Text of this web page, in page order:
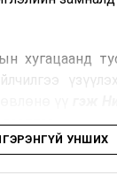
шатаах
байна.
хугацаанд
УНШИХ